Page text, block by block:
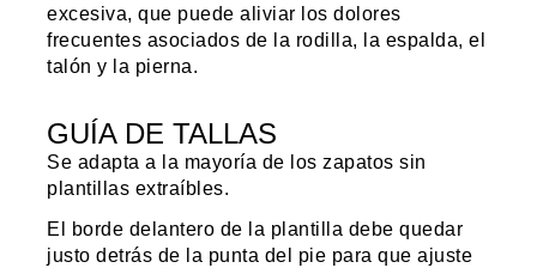
excesiva, que puede aliviar los dolores
frecuentes asociados de la rodilla, la espalda, el
talón y la pierna.
GUÍA DE TALLAS
Se adapta a la mayoría de los zapatos sin
plantillas extraíbles.
El borde delantero de la plantilla debe quedar
justo detrás de la punta del pie para que ajuste